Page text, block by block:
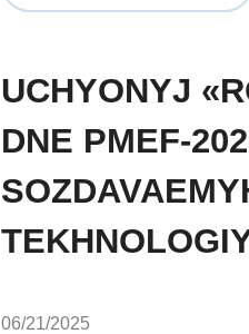
UCHYONYJ
DNE PMEF-
06/21/2025